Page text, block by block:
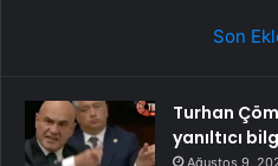
Son
Turhan
yanıltıcı
Ağustos 9,